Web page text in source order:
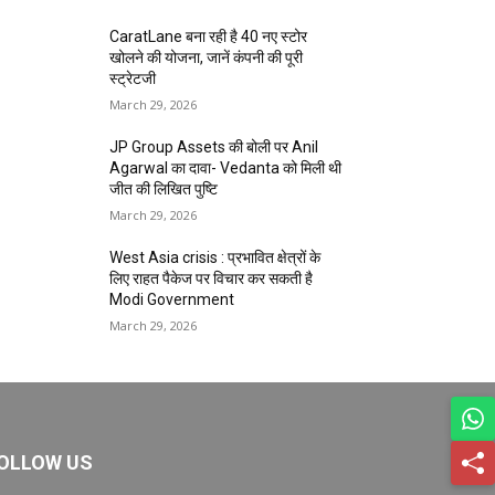
CaratLane बना रही है 40 नए स्टोर
खोलने की योजना, जानें कंपनी की पूरी
स्ट्रेटजी
March 29, 2026
JP Group Assets की बोली पर Anil
Agarwal का दावा- Vedanta को मिली थी
जीत की लिखित पुष्टि
March 29, 2026
West Asia crisis : प्रभावित क्षेत्रों के
लिए राहत पैकेज पर विचार कर सकती है
Modi Government
March 29, 2026
US